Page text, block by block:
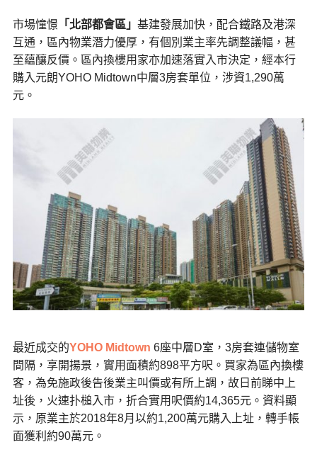
市場憧憬 「北部都會區」 基建發展加快，配合鐵路及港深
互通，區內物業潛力優厚，有個別業主率先調整議幅，甚
至蘊釀反價。區內換樓用家亦加速落實入市決定，經本行
購入元朗YOHO Midtown中層3房套單位，涉資1,290萬
元。
最近成交的YOHO Midtown 6座中層D室，3房套連儲物室
間隔，享開揚景，實用面積約898平方呎。買家為區內換樓
客，為免施政後告後業主叫價或有所上調，故日前睇中上
址後，火速扑槌入市，折合實用呎價約14,365元。資料顯
示，原業主於2018年8月以約1,200萬元購入上址，轉手帳
面獲利約90萬元。